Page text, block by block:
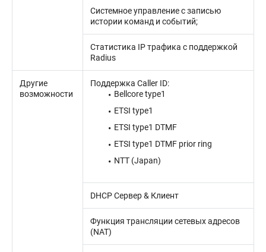
Системное управление с записью
истории команд и событий;
Статистика IP трафика с поддержкой
Radius
Другие
возможности
Поддержка Caller ID:
Bellcore type1
ETSI type1
ETSI type1 DTMF
ETSI type1 DTMF prior ring
NTT (Japan)
DHCP Сервер & Клиент
Функция трансляции сетевых адресов
(NAT)